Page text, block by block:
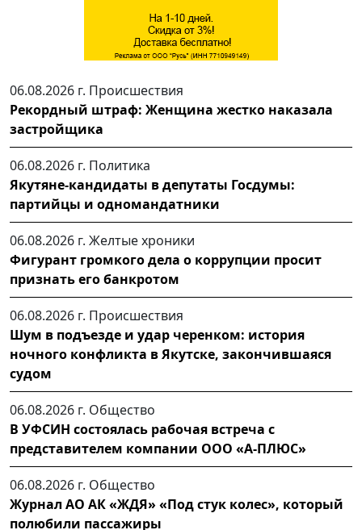
06.08.2026 г. Происшествия
Рекордный штраф: Женщина жестко наказала
застройщика
06.08.2026 г. Политика
Якутяне-кандидаты в депутаты Госдумы:
партийцы и одномандатники
06.08.2026 г. Желтые хроники
Фигурант громкого дела о коррупции просит
признать его банкротом
06.08.2026 г. Происшествия
Шум в подъезде и удар черенком: история
ночного конфликта в Якутске, закончившаяся
судом
06.08.2026 г. Общество
В УФСИН состоялась рабочая встреча с
представителем компании ООО «А-ПЛЮС»
06.08.2026 г. Общество
Журнал АО АК «ЖДЯ» «Под стук колес», который
полюбили пассажиры